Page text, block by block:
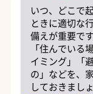
いつ、どこで
ときに適切な
備えが重要です
「住んでいる
イミング」「
の」などを、
しておきましょ